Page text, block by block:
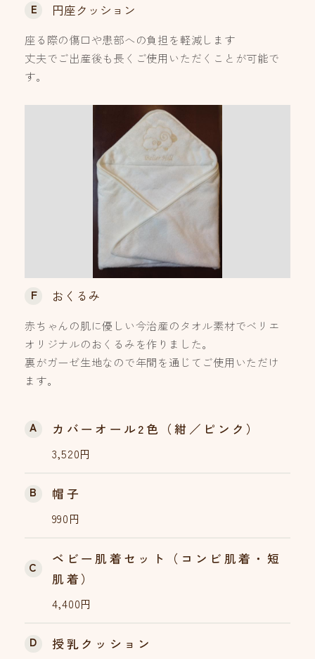
E 円座クッション
座る際の傷口や患部への負担を軽減します
丈夫でご出産後も長くご使用いただくことが可能で
す。
F おくるみ
赤ちゃんの肌に優しい今治産のタオル素材でベリエ
オリジナルのおくるみを作りました。
裏がガーゼ生地なので年間を通じてご使用いただけ
ます。
A カバーオール2色（紺／ピンク）
3,520円
B 帽子
990円
C
ベビー肌着セット（コンビ肌着・短
肌着）
4,400円
D 授乳クッション